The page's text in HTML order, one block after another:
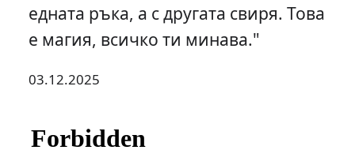
едната ръка, а с другата свиря. Това
е магия, всичко ти минава."
03.12.2025